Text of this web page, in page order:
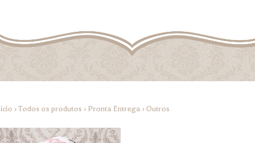
› Todos os produtos › Pronta Entrega › Outros